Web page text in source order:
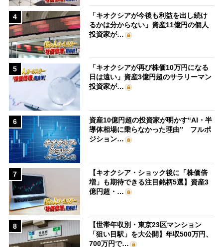
4
「キオクシアが今後も利益を出し続け
るかは分からない」資産11億円の個人
投資家が…
5
「キオクシアが再び株価10万円になる
日は遠い」資産3億円超のサラリーマン
投資家が…
6
資産10億円超の投資家が明かす“AI・半
導体相場に乗らなかった理由” フルポ
ジション…
7
【キオクシア・ショック後に「株価倍
増」も期待できる注目銘柄5選】資産3
億円超・…
8
【世帯年収別・東京23区マンション
「狙い目駅」を大公開】年収500万円、
700万円で…